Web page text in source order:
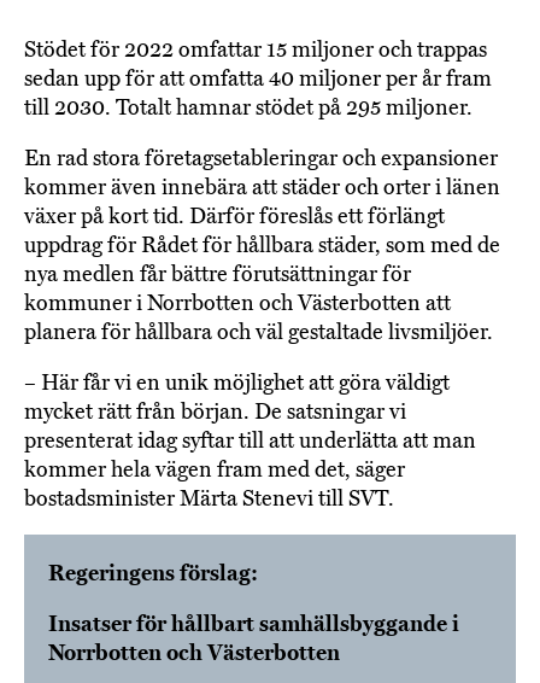
Stödet för 2022 omfattar 15 miljoner och trappas
sedan upp för att omfatta 40 miljoner per år fram
till 2030. Totalt hamnar stödet på 295 miljoner.
En rad stora företagsetableringar och expansioner
kommer även innebära att städer och orter i länen
växer på kort tid. Därför föreslås ett förlängt
uppdrag för Rådet för hållbara städer, som med de
nya medlen får bättre förutsättningar för
kommuner i Norrbotten och Västerbotten att
planera för hållbara och väl gestaltade livsmiljöer.
– Här får vi en unik möjlighet att göra väldigt
mycket rätt från början. De satsningar vi
presenterat idag syftar till att underlätta att man
kommer hela vägen fram med det, säger
bostadsminister Märta Stenevi till SVT.
Regeringens förslag:
Insatser för hållbart samhällsbyggande i
Norrbotten och Västerbotten